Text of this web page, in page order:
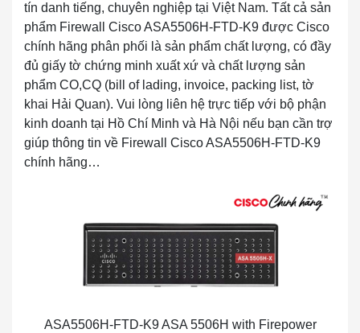
tín danh tiếng, chuyên nghiệp tại Việt Nam. Tất cả sản
phẩm Firewall Cisco ASA5506H-FTD-K9 được Cisco
chính hãng phân phối là sản phẩm chất lượng, có đầy
đủ giấy tờ chứng minh xuất xứ và chất lượng sản
phẩm CO,CQ (bill of lading, invoice, packing list, tờ
khai Hải Quan). Vui lòng liên hệ trực tiếp với bộ phận
kinh doanh tại Hồ Chí Minh và Hà Nội nếu bạn cần trợ
giúp thông tin về Firewall Cisco ASA5506H-FTD-K9
chính hãng…
ASA5506H-FTD-K9 ASA 5506H with Firepower